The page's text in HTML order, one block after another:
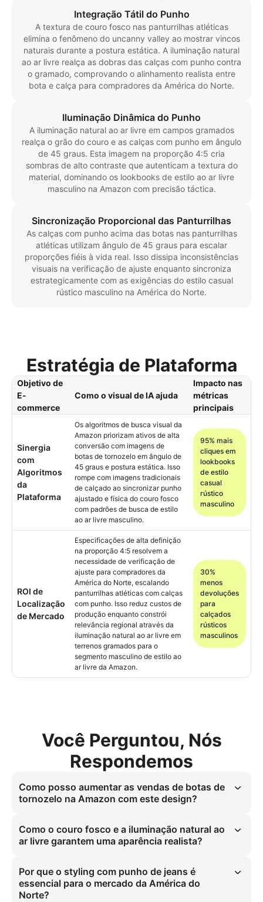
Integração Tátil do Punho
A textura de couro fosco nas panturrilhas atléticas
elimina o fenômeno do uncanny valley ao mostrar vincos
naturais durante a postura estática. A iluminação natural
ao ar livre realça as dobras das calças com punho contra
o gramado, comprovando o alinhamento realista entre
bota e calça para compradores da América do Norte.
Iluminação Dinâmica do Punho
A iluminação natural ao ar livre em campos gramados
realça o grão do couro e as calças com punho em ângulo
de 45 graus. Esta imagem na proporção 4:5 cria
sombras de alto contraste que autenticam a textura do
material, dominando os lookbooks de estilo ao ar livre
masculino na Amazon com precisão táctica.
Sincronização Proporcional das Panturrilhas
As calças com punho acima das botas nas panturrilhas
atléticas utilizam ângulo de 45 graus para escalar
proporções fiéis à vida real. Isso dissipa inconsistências
visuais na verificação de ajuste enquanto sincroniza
estrategicamente com as exigências do estilo casual
rústico masculino na América do Norte.
Estratégia de Plataforma
Objetivo de
E-
commerce
Como o visual de IA ajuda
Impacto nas
métricas
principais
Sinergia
com
Algoritmos
da
Plataforma
Os algoritmos de busca visual da
Amazon priorizam ativos de alta
conversão com imagens de
botas de tornozelo em ângulo de
45 graus e postura estática. Isso
rompe com imagens tradicionais
de calçado ao sincronizar punho
ajustado e física do couro fosco
com padrões de busca de estilo
ao ar livre masculino.
95% mais
cliques em
lookbooks
de estilo
casual
rústico
masculino
ROI de
Localização
de Mercado
Especificações de alta definição
na proporção 4:5 resolvem a
necessidade de verificação de
ajuste para compradores da
América do Norte, escalando
panturrilhas atléticas com calças
com punho. Isso reduz custos de
produção enquanto constrói
relevância regional através da
iluminação natural ao ar livre em
terrenos gramados para o
segmento masculino de estilo ao
ar livre da Amazon.
30%
menos
devoluções
para
calçados
rústicos
masculinos
Você Perguntou, Nós
Respondemos
Como posso aumentar as vendas de botas de
tornozelo na Amazon com este design?
visual da Amazon por estilos rústicos masculinos. A postura estática
em campo com calças com punho e textura de couro fosco escala a
verificação autêntica do ajuste, impulsionando 95% mais conversões
americana.
Como o couro fosco e a iluminação natural ao
ar livre garantem uma aparência realista?
grão do couro fosco através de sombras direcionais. Esta iluminação
estratégica nas panturrilhas atléticas durante a postura estática
elimina o fenômeno do uncanny valley, mostrando interação realista
Por que o styling com punho de jeans é
essencial para o mercado da América do
Norte?